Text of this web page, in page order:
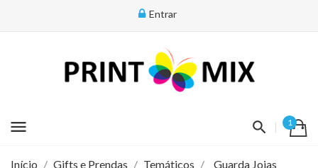
Entrar
menu 1
Início Gifts e Prendas Temáticos
Guarda Joias